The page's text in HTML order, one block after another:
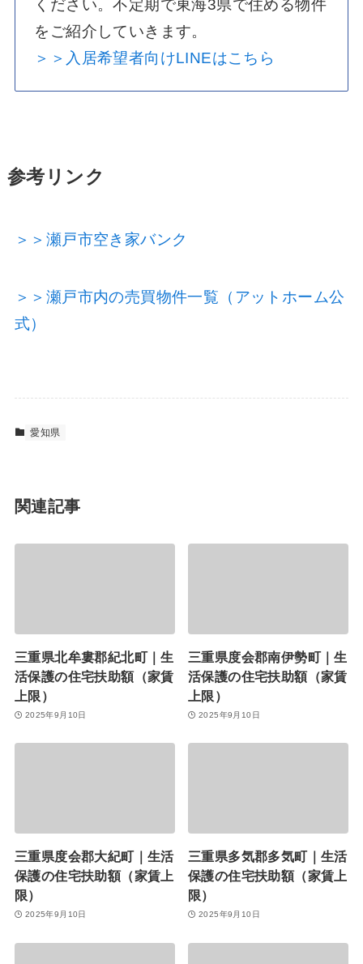
ください。不定期で東海3県で住める物件
をご紹介していきます。
＞＞入居希望者向けLINEはこちら
参考リンク
＞＞瀬戸市空き家バンク
＞＞瀬戸市内の売買物件一覧（アットホーム公
式）
愛知県
関連記事
三重県北牟婁郡紀北町｜生
活保護の住宅扶助額（家賃
上限）
2025年9月10日
三重県度会郡南伊勢町｜生
活保護の住宅扶助額（家賃
上限）
2025年9月10日
三重県度会郡大紀町｜生活
保護の住宅扶助額（家賃上
限）
2025年9月10日
三重県多気郡多気町｜生活
保護の住宅扶助額（家賃上
限）
2025年9月10日